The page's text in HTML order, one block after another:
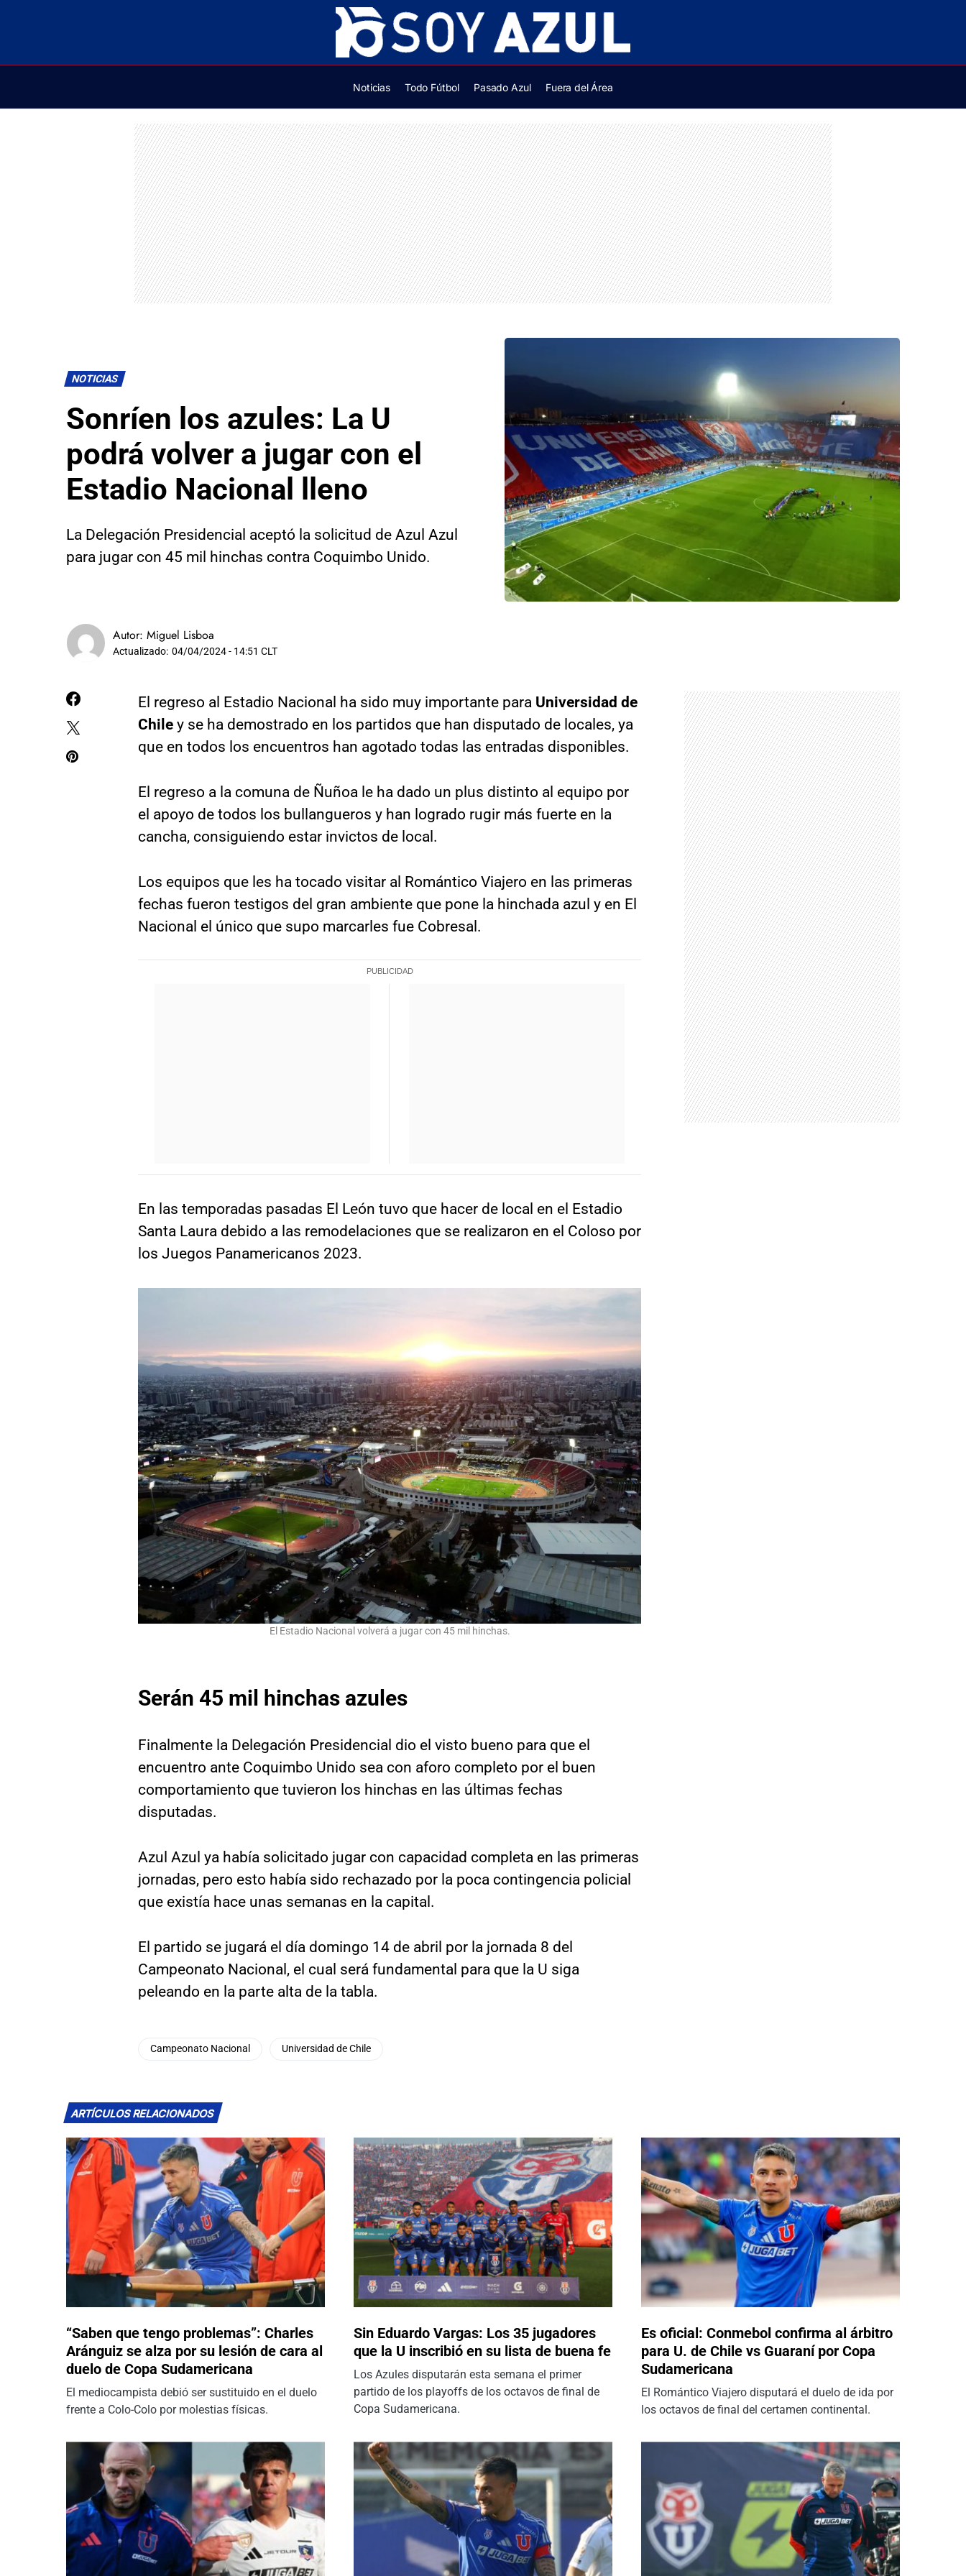
Noticias Todo Fútbol Pasado Azul Fuera del Área
NOTICIAS
Sonríen los azules: La U
podrá volver a jugar con el
Estadio Nacional lleno
La Delegación Presidencial aceptó la solicitud de Azul Azul
para jugar con 45 mil hinchas contra Coquimbo Unido.
Autor: Miguel Lisboa
Actualizado: 04/04/2024 - 14:51 CLT
El regreso al Estadio Nacional ha sido muy importante para Universidad de
Chile y se ha demostrado en los partidos que han disputado de locales, ya
que en todos los encuentros han agotado todas las entradas disponibles.
El regreso a la comuna de Ñuñoa le ha dado un plus distinto al equipo por
el apoyo de todos los bullangueros y han logrado rugir más fuerte en la
cancha, consiguiendo estar invictos de local.
Los equipos que les ha tocado visitar al Romántico Viajero en las primeras
fechas fueron testigos del gran ambiente que pone la hinchada azul y en El
Nacional el único que supo marcarles fue Cobresal.
En las temporadas pasadas El León tuvo que hacer de local en el Estadio
Santa Laura debido a las remodelaciones que se realizaron en el Coloso por
los Juegos Panamericanos 2023.
El Estadio Nacional volverá a jugar con 45 mil hinchas.
Serán 45 mil hinchas azules
Finalmente la Delegación Presidencial dio el visto bueno para que el
encuentro ante Coquimbo Unido sea con aforo completo por el buen
comportamiento que tuvieron los hinchas en las últimas fechas
disputadas.
Azul Azul ya había solicitado jugar con capacidad completa en las primeras
jornadas, pero esto había sido rechazado por la poca contingencia policial
que existía hace unas semanas en la capital.
El partido se jugará el día domingo 14 de abril por la jornada 8 del
Campeonato Nacional, el cual será fundamental para que la U siga
peleando en la parte alta de la tabla.
Campeonato Nacional Universidad de Chile
ARTÍCULOS RELACIONADOS
“Saben que tengo problemas”: Charles
Aránguiz se alza por su lesión de cara al
duelo de Copa Sudamericana
El mediocampista debió ser sustituido en el duelo
frente a Colo-Colo por molestias físicas.
Sin Eduardo Vargas: Los 35 jugadores
que la U inscribió en su lista de buena fe
Los Azules disputarán esta semana el primer
partido de los playoffs de los octavos de final de
Copa Sudamericana.
Es oficial: Conmebol confirma al árbitro
para U. de Chile vs Guaraní por Copa
Sudamericana
El Romántico Viajero disputará el duelo de ida por
los octavos de final del certamen continental.